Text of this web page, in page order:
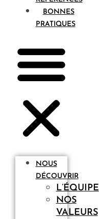
BONNES
PRATIQUES
NOUS
DÉCOUVRIR
L’ÉQUIPE
NOS
VALEURS